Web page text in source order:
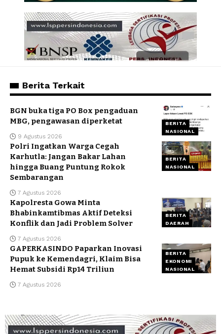
Berita Terkait
BERITA
NASIONAL
BGN buka tiga PO Box pengaduan
MBG, pengawasan diperketat
9 Agustus 2026
BERITA
NASIONAL
Polri Ingatkan Warga Cegah
Karhutla: Jangan Bakar Lahan
hingga Buang Puntung Rokok
Sembarangan
7 Agustus 2026
BERITA
DAERAH
Kapolresta Gowa Minta
Bhabinkamtibmas Aktif Deteksi
Konflik dan Jadi Problem Solver
7 Agustus 2026
BERITA
EKONOMI
NASIONAL
GAPERKASINDO Paparkan Inovasi
Pupuk ke Kemendagri, Klaim Bisa
Hemat Subsidi Rp14 Triliun
7 Agustus 2026